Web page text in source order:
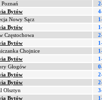
Poznań
Bytów
Nowy Sącz
Bytów
Częstochowa
Bytów
Chojnice
Bytów
Głogów
Bytów
Bytów
Olsztyn
Bytów